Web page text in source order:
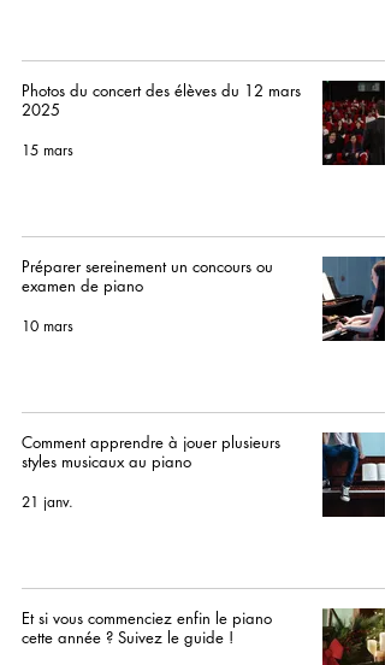
Photos du concert des élèves du 12 mars
2025
15 mars
Préparer sereinement un concours ou
examen de piano
10 mars
Comment apprendre à jouer plusieurs
styles musicaux au piano
21 janv.
Et si vous commenciez enfin le piano
cette année ? Suivez le guide !